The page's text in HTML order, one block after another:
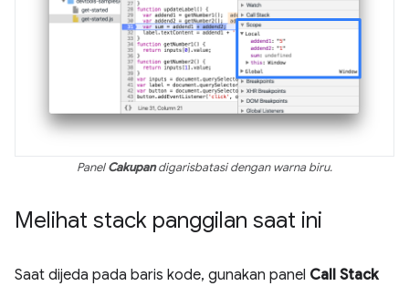
PanelCakupandigarisbatasi dengan warna biru.
Melihat stack panggilan saat ini
Saat dijeda pada baris kode, gunakan panel Call Stack